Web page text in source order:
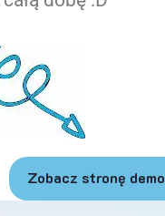
Zobacz stronę demo